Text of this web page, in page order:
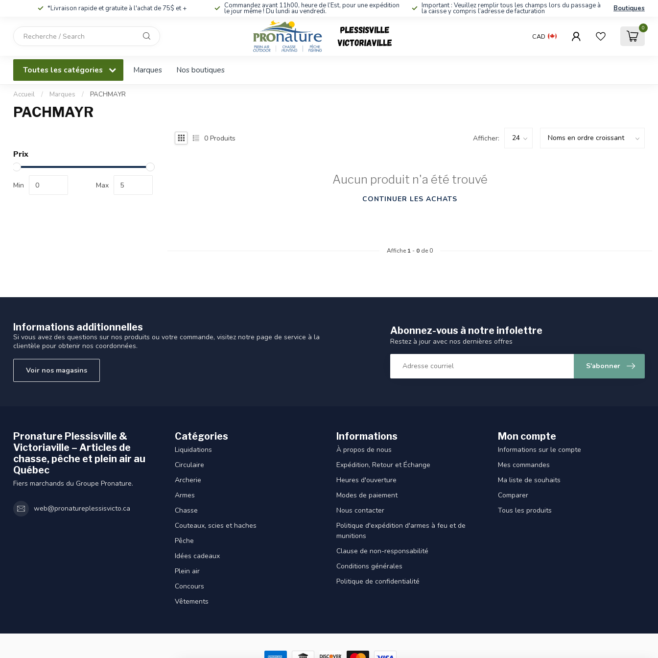
*Livraison rapide et gratuite à l'achat de 75$ et + Commandez avant 11h00, heure de l’Est, pour une expédition
le jour même ! Du lundi au vendredi.
Important : Veuillez remplir tous les champs lors du passage à
la caisse y compris l’adresse de facturation Boutiques
et
disponible.
Appuyez
se
tels
CAD
0
Toutes les catégories Marques Nos boutiques
Accueil / Marques / PACHMAYR
PACHMAYR
Prix
Min Max
0 Produits Afficher:
Aucun produit n'a été trouvé
CONTINUER LES ACHATS
Affiche 1 - 0 de 0
Informations additionnelles
Si vous avez des questions sur nos produits ou votre commande, visitez notre page de service à la
clientèle pour obtenir nos coordonnées.
Voir nos magasins
Abonnez-vous à notre infolettre
Restez à jour avec nos dernières offres
S'abonner
Pronature Plessisville &
Victoriaville – Articles de
chasse, pêche et plein air au
Québec
Fiers marchands du Groupe Pronature.
web@pronatureplessisvicto.ca
Catégories
Liquidations
Circulaire
Archerie
Armes
Chasse
Couteaux, scies et haches
Pêche
Idées cadeaux
Plein air
Concours
Vêtements
Informations
À propos de nous
Expédition, Retour et Échange
Heures d'ouverture
Modes de paiement
Nous contacter
Politique d'expédition d'armes à feu et de
munitions
Clause de non-responsabilité
Conditions générales
Politique de confidentialité
Mon compte
Informations sur le compte
Mes commandes
Ma liste de souhaits
Comparer
Tous les produits